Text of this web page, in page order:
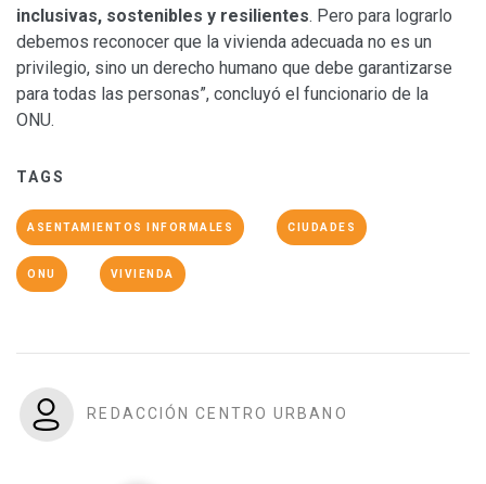
inclusivas, sostenibles y resilientes. Pero para lograrlo
debemos reconocer que la vivienda adecuada no es un
privilegio, sino un derecho humano que debe garantizarse
para todas las personas”, concluyó el funcionario de la
ONU.
TAGS
ASENTAMIENTOS INFORMALES CIUDADES
ONU VIVIENDA
REDACCIÓN CENTRO URBANO